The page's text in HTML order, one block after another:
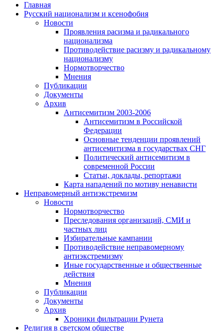
Главная
Русский национализм и ксенофобия
Новости
Проявления расизма и радикального
национализма
Противодействие расизму и радикальному
национализму
Нормотворчество
Мнения
Публикации
Документы
Архив
Антисемитизм 2003-2006
Антисемитизм в Российской
Федерации
Основные тенденции проявлений
антисемитизма в государствах СНГ
Политический антисемитизм в
современной России
Статьи, доклады, репортажи
Карта нападений по мотиву ненависти
Неправомерный антиэкстремизм
Новости
Нормотворчество
Преследования организаций, СМИ и
частных лиц
Избирательные кампании
Противодействие неправомерному
антиэкстремизму
Иные государственные и общественные
действия
Мнения
Публикации
Документы
Архив
Хроники фильтрации Рунета
Религия в светском обществе